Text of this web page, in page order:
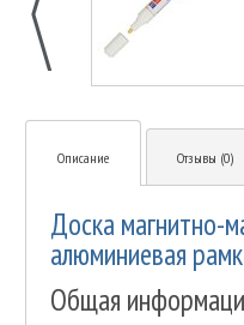
Описание Отзывы (0)
Доска магнитно-
алюминиевая
Общая